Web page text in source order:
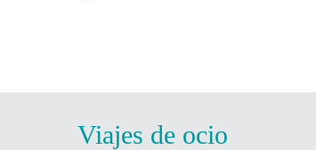
Viajes de ocio